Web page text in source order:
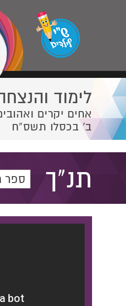
לימוד
אחים יקרים
ב' בכסלו תשס”ח
תנ"ך ספר